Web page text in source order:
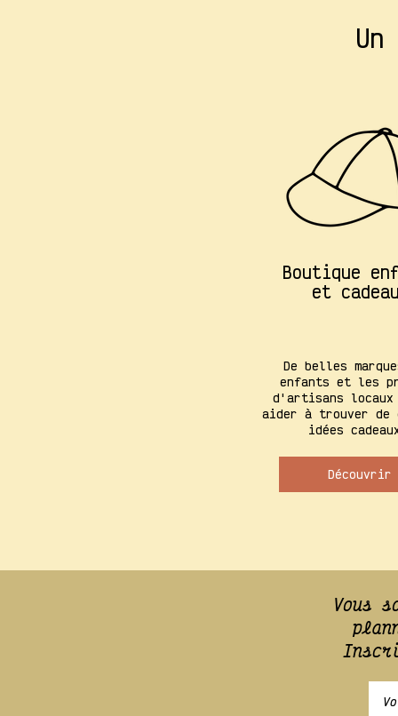
Boutique
et
De belles
enfants et les
d'artisans locaux
aider à trouver de
idées
Découvrir
Vous